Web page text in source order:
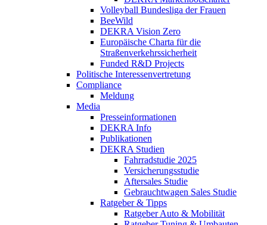
Volleyball Bundesliga der Frauen
BeeWild
DEKRA Vision Zero
Europäische Charta für die
Straßenverkehrssicherheit
Funded R&D Projects
Politische Interessenvertretung
Compliance
Meldung
Media
Presseinformationen
DEKRA Info
Publikationen
DEKRA Studien
Fahrradstudie 2025
Versicherungsstudie
Aftersales Studie
Gebrauchtwagen Sales Studie
Ratgeber & Tipps
Ratgeber Auto & Mobilität